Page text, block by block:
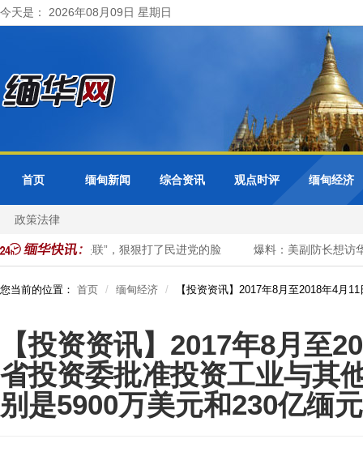
今天是： 2026年08月09日 星期日
首页 缅甸新闻 综合资讯 观点时评 缅甸经济
政策法律
琪大陆行“未失联”，狠狠打了民进党的脸 爆料：美副防长想访华
您当前的位置： 首页 缅甸经济 【投资资讯】2017年8月至2018年4月
【投资资讯】2017年8月至
省投资委批准投资工业与其
别是5900万美元和230亿缅元